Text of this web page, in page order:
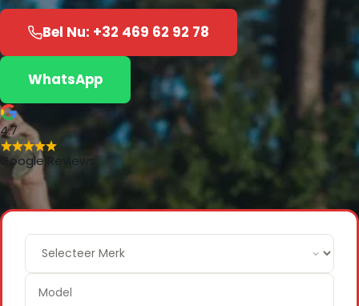
Bel Nu: +32 469 62 92 78
WhatsApp
4.7
Google Reviews